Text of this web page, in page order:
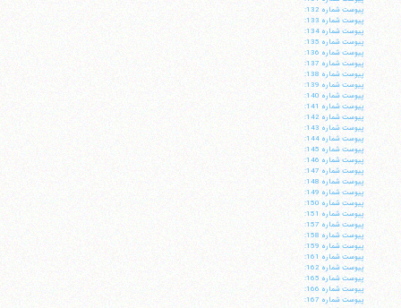
پيوست شماره 132:
پيوست شماره 133:
پيوست شماره 134:
پيوست شماره 135:
پيوست شماره 136:
پيوست شماره 137:
پيوست شماره 138:
پيوست شماره 139:
پيوست شماره 140:
پيوست شماره 141:
پيوست شماره 142:
پيوست شماره 143:
پيوست شماره 144:
پيوست شماره 145:
پيوست شماره 146:
پيوست شماره 147:
پيوست شماره 148:
پيوست شماره 149:
پيوست شماره 150:
پيوست شماره 151:
پيوست شماره 157:
پيوست شماره 158:
پيوست شماره 159:
پيوست شماره 161:
پيوست شماره 162:
پيوست شماره 165:
پيوست شماره 166:
پيوست شماره 167: